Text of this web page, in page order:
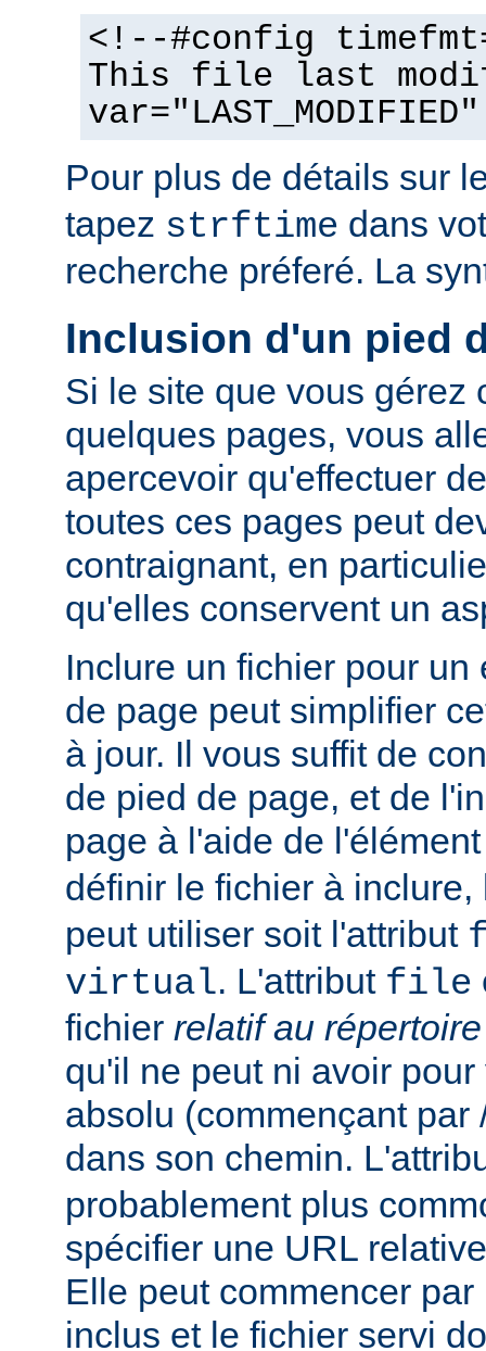
<!--#config
This file last
Pour plus de détails sur
tapez strftime dans
recherche préferé. La
Inclusion d'un pied
Si le site que vous gérez
quelques pages, vous
apercevoir qu'effectuer
toutes ces pages peut
contraignant, en
qu'elles conservent un
Inclure un fichier pour
de page peut simplifier
à jour. Il vous suffit de
de pied de page, et de
page à l'aide de
définir le fichier à
peut utiliser soit l'attribut
virtual. L'attribut file
fichier relatif au
qu'il ne peut ni avoir
absolu (commençant par
dans son chemin.
probablement plus
spécifier une URL
Elle peut commencer
inclus et le fichier servi